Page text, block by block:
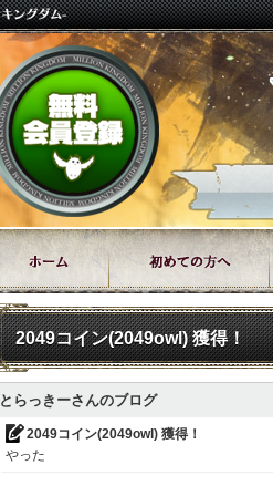
2049コイン(2049owl) 獲得！
とらっきーさんのブログ
2049コイン(2049owl) 獲得！
やった